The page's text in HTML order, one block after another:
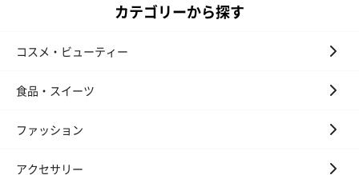
カテゴリーから探す
コスメ・ビューティー
食品・スイーツ
ファッション
アクセサリー